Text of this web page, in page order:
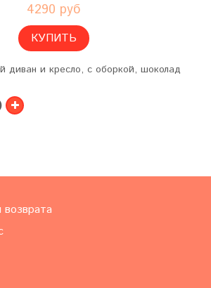
4290 руб
КУПИТЬ
диван и кресло, с оборкой, шоколад